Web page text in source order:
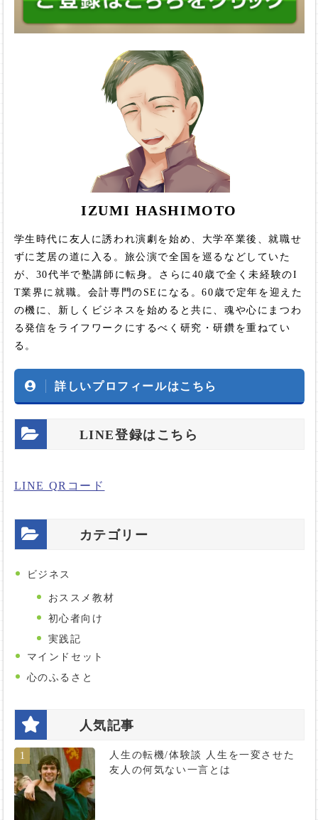
IZUMI HASHIMOTO
学生時代に友人に誘われ演劇を始め、大学卒業後、就職せ
ずに芝居の道に入る。旅公演で全国を巡るなどしていた
が、30代半で塾講師に転身。さらに40歳で全く未経験のI
T業界に就職。会計専門のSEになる。60歳で定年を迎えた
の機に、新しくビジネスを始めると共に、魂や心にまつわ
る発信をライフワークにするべく研究・研鑽を重ねてい
る。
詳しいプロフィールはこちら
LINE登録はこちら
LINE QRコード
カテゴリー
ビジネス
おススメ教材
初心者向け
実践記
マインドセット
心のふるさと
人気記事
1
人生の転機/体験談 人生を一変させた
友人の何気ない一言とは